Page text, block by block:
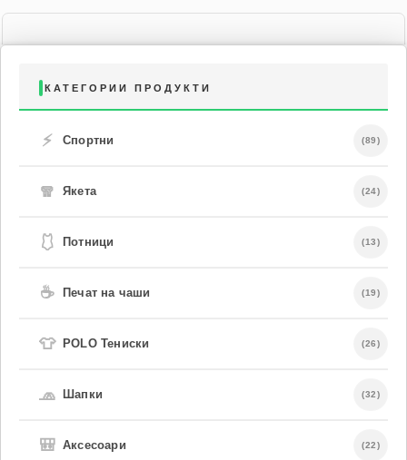
КАТЕГОРИИ ПРОДУКТИ
⚡ Спортни (89)
🧣 Якета (24)
🩱 Потници (13)
☕ Печат на чаши (19)
👕 POLO Тениски (26)
🧢 Шапки (32)
🎒 Аксесоари (22)